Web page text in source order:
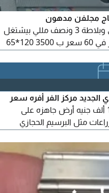
مجلفن مدهون
الكتروستاتيك صاج 6 من عشرة مللي وبلاطة 3 ونصف مللي بيشتغل
أنبوبة فقط 80*50، سعر 3000 المتر في 60 سعر ب 3500 120*65
مركز الفر أفره سعر
الفدان بيبدأ من 10000 جنيه لحد 150 ألف جنيه أرض جاهزه على
مثل البرسيم الحجازي
هذه المنطقة أباره تمليك
من 45000 لحد 60 ألف جنيه مع تحيات شركة البقري
الجاد